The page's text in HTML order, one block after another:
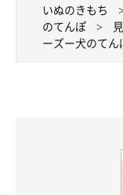
いぬのきもち
のてんぽ
ーズー犬のて